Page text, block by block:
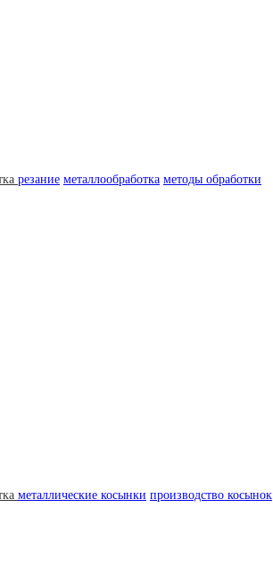
резание металлообработка методы обработки
металлические косынки производство косынок